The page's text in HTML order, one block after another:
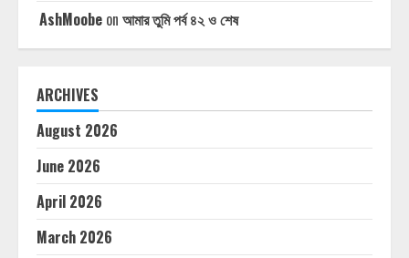
AshMoobe on আমার তুমি পর্ব ৪২ ও শেষ
ARCHIVES
August 2026
June 2026
April 2026
March 2026